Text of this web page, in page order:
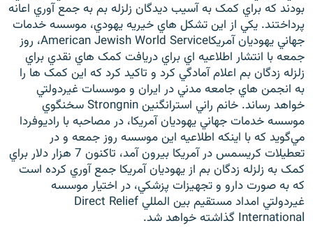
بودند که براي کمک به آسيب ديدگان زلزله بم به جمع آوري اعانه
پرداختند. يکي از اين تشکل هاي خيريه يهودي، موسسه خدمات
جهاني يهوديان آمريکاAmerican Jewish World Service، روز
جمعه با انتشار اطلاعيه اي براي دريافت کمک هاي نقدي براي
زلزله زدگان بم اعلام آمادگي کرد و تاکيد کرد که اين کمک ها را
به انجمن هاي جامعه مدني در ايران و موسسات غيردولتي
خواهد رساند. خانم راني استرانگنين Strongnin سخنگوي
موسسه خدمات جهاني يهوديان آمريکا، در مصاحبه با راديوفردا
مي‌گويد که با اينکه اطلاعيه اين موسسه روز جمعه و در
تعطيلات کريسمس در آمريکا بيرون آمد، تاکنون 7 هزار دلار براي
کمک به زلزله زدگان بم از يهوديان آمريکا جمع آوري کرده است
كه به صورت دارو و تجهيزات پزشكي، در اختيار موسسه
غيردولتي امداد مستقيم بين المللي Direct Relief
International گذاشته خواهد شد.